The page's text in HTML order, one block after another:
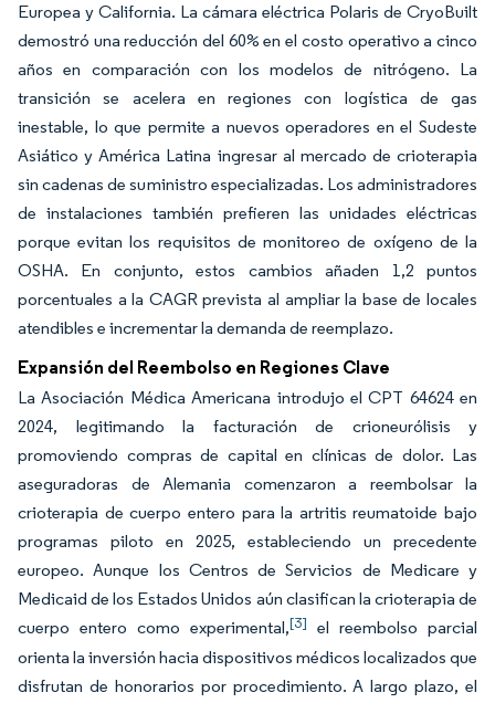
Europea y California. La cámara eléctrica Polaris de CryoBuilt
demostró una reducción del 60% en el costo operativo a cinco
años en comparación con los modelos de nitrógeno. La
transición se acelera en regiones con logística de gas
inestable, lo que permite a nuevos operadores en el Sudeste
Asiático y América Latina ingresar al mercado de crioterapia
sin cadenas de suministro especializadas. Los administradores
de instalaciones también prefieren las unidades eléctricas
porque evitan los requisitos de monitoreo de oxígeno de la
OSHA. En conjunto, estos cambios añaden 1,2 puntos
porcentuales a la CAGR prevista al ampliar la base de locales
atendibles e incrementar la demanda de reemplazo.
Expansión del Reembolso en Regiones Clave
La Asociación Médica Americana introdujo el CPT 64624 en
2024, legitimando la facturación de crioneurólisis y
promoviendo compras de capital en clínicas de dolor. Las
aseguradoras de Alemania comenzaron a reembolsar la
crioterapia de cuerpo entero para la artritis reumatoide bajo
programas piloto en 2025, estableciendo un precedente
europeo. Aunque los Centros de Servicios de Medicare y
Medicaid de los Estados Unidos aún clasifican la crioterapia de
cuerpo entero como experimental,[3] el reembolso parcial
orienta la inversión hacia dispositivos médicos localizados que
disfrutan de honorarios por procedimiento. A largo plazo, el